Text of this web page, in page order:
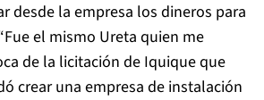
desde la empresa los dineros para
el mismo Ureta quien me
de la licitación de Iquique que
crear una empresa de instalación